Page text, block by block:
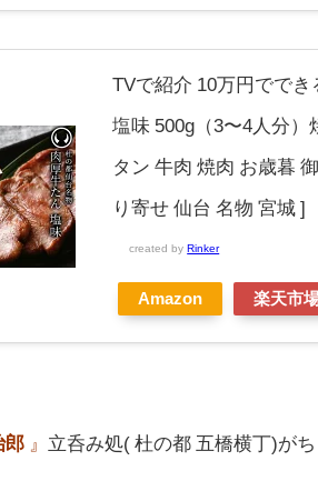
TVで紹介 10万円ででき
塩味 500g（3〜4人分
タン 牛肉 焼肉 お歳暮
り寄せ 仙台 名物 宮城 ]
created byRinker
Amazon 楽天市
郎 』 立呑み処( 杜の都 五橋横丁)が